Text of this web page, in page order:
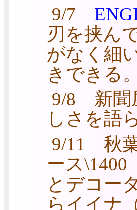
9/7
刃を挟ん
がなく細
きできる。
9/8 新聞
しさを語
9/11 秋
ース
とデコー
らイイナ